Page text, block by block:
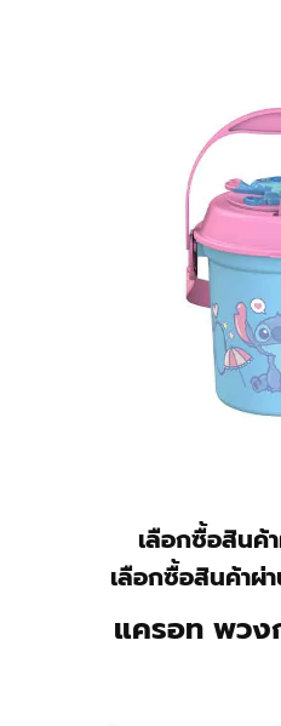
เลือกซื้อสินค้
เลือกซื้อสินค้าผ่
แครอท พว